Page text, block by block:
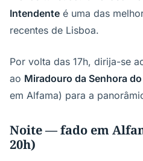
Intendente é uma das
recentes de Lisboa.
Por volta das 17h, dirija-se
ao Miradouro da Senhora
em Alfama) para a
Noite — fado em
20h)